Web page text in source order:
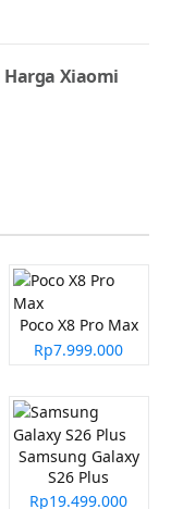
Harga Xiaomi
Poco X8 Pro Max
Rp7.999.000
Samsung Galaxy
S26 Plus
Rp19.499.000